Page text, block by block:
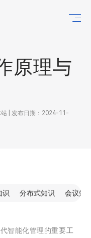
原理与
| 发布日期：2024-11-
识 分布式知识 会议知
智能化管理的重要工